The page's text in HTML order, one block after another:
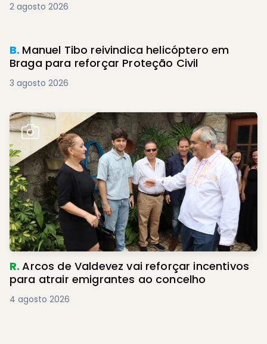
2 agosto 2026
B. Manuel Tibo reivindica helicóptero em
Braga para reforçar Proteção Civil
3 agosto 2026
R.Arcos de Valdevez vai reforçar incentivos
para atrair emigrantes ao concelho
4 agosto 2026